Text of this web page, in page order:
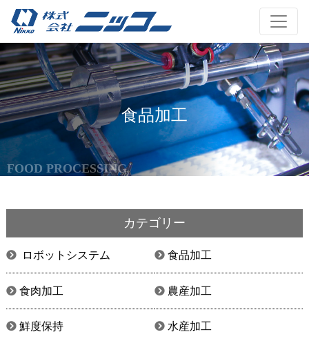
FOOD PROCESSING
食品加工
カテゴリー
ロボットシステム 食品加工
食肉加工 農産加工
鮮度保持 水産加工